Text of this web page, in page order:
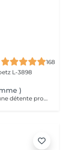
168
L-3898
)
Massage inspiré de la culture polynésienne, une détente profonde au rythmes changeants comme les vagues